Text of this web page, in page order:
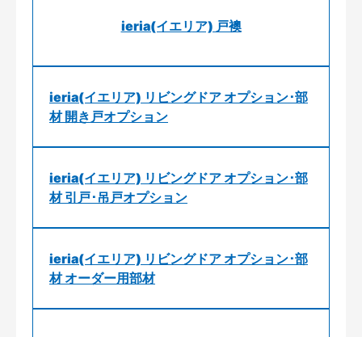
ieria(イエリア) 戸襖
ieria(イエリア) リビングドア オプション･部
材 開き戸オプション
ieria(イエリア) リビングドア オプション･部
材 引戸･吊戸オプション
ieria(イエリア) リビングドア オプション･部
材 オーダー用部材